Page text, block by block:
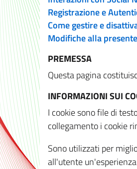
Registrazione e
Come gestire e
Modifiche alla
PREMESSA
Questa pagina
INFORMAZIONI SUI
I cookie sono file di
collegamento i cookie
Sono utilizzati per
all'utente